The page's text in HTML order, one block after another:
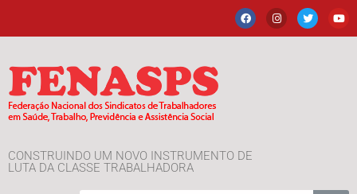
CONSTRUINDO UM NOVO INSTRUMENTO DE
LUTA DA CLASSE TRABALHADORA